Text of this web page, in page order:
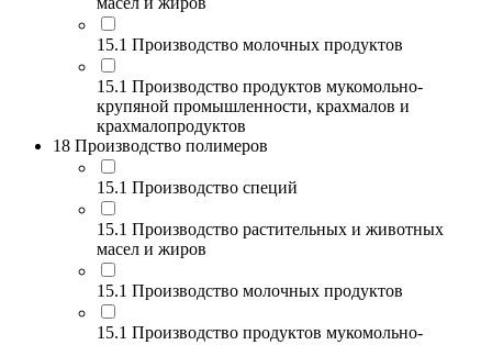
15.1 Производство молочных продуктов
15.1 Производство продуктов мукомольно-
крупяной промышленности, крахмалов и
крахмалопродуктов
18 Производство полимеров
15.1 Производство специй
15.1 Производство растительных и животных
масел и жиров
15.1 Производство молочных продуктов
15.1 Производство продуктов мукомольно-